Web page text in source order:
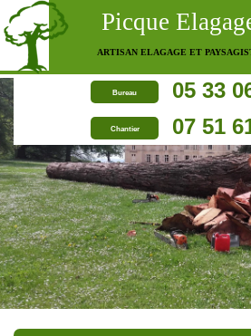
Picque
ARTISAN ELAGAGE ET
Bureau 05 33
Chantier 07 51